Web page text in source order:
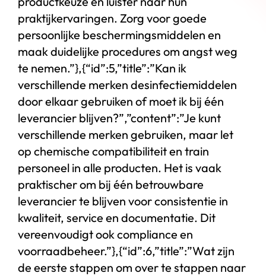
praktijkervaringen. Zorg voor goede
persoonlijke beschermingsmiddelen en
maak duidelijke procedures om angst weg
te nemen.”},{“id”:5,”title”:”Kan ik
verschillende merken desinfectiemiddelen
door elkaar gebruiken of moet ik bij één
leverancier blijven?”,”content”:”Je kunt
verschillende merken gebruiken, maar let
op chemische compatibiliteit en train
personeel in alle producten. Het is vaak
praktischer om bij één betrouwbare
leverancier te blijven voor consistentie in
kwaliteit, service en documentatie. Dit
vereenvoudigt ook compliance en
voorraadbeheer.”},{“id”:6,”title”:”Wat zijn
de eerste stappen om over te stappen naar